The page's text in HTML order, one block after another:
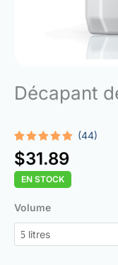
Décapant
Noté 4.95
sur 5
basé sur
44
notations
client
(44)
$31.89
EN STOCK
Volume
quantité
de
Wallpaper